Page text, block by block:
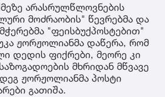
არასრულწლოვნების
მოძრაობის" წევრებმა და
"ფეისბუქპოსტებით"
ჟორჟოლიანმა დაწერა, რომ
დედის ფიქრები, მეორე კი
მხრიდან მწვავე
ჟორჟოლიანმა პოსტი
გათიშა.